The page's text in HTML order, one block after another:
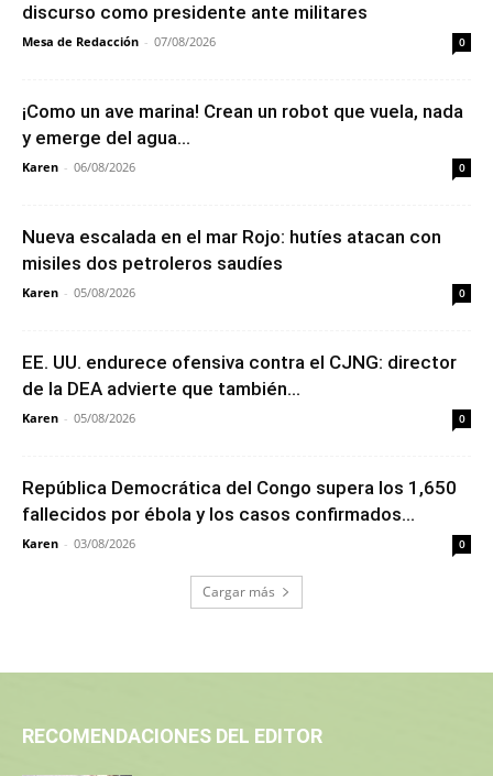
discurso como presidente ante militares
Mesa de Redacción - 07/08/2026 0
¡Como un ave marina! Crean un robot que vuela, nada
y emerge del agua...
Karen - 06/08/2026 0
Nueva escalada en el mar Rojo: hutíes atacan con
misiles dos petroleros saudíes
Karen - 05/08/2026 0
EE. UU. endurece ofensiva contra el CJNG: director
de la DEA advierte que también...
Karen - 05/08/2026 0
República Democrática del Congo supera los 1,650
fallecidos por ébola y los casos confirmados...
Karen - 03/08/2026 0
Cargar más
RECOMENDACIONES DEL EDITOR